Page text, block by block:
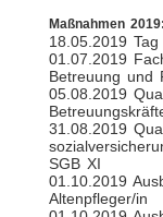
Maßnahmen 2019:
18.05.2019
01.07.2019
Betreuung und
05.08.2019
31.08.2019
SGB XI
01.10.2019
Altenpfleger/in